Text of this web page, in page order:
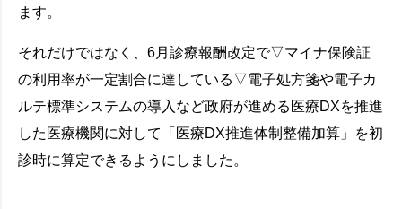
ます。
それだけではなく、6月診療報酬改定で▽マイナ保険証
の利用率が一定割合に達している▽電子処方箋や電子カ
ルテ標準システムの導入など政府が進める医療DXを推進
した医療機関に対して「医療DX推進体制整備加算」を初
診時に算定できるようにしました。